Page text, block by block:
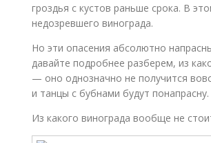
зиму
гроздья с кустов раньше срока. В
недозревшего винограда.
Но эти опасения абсолютно
давайте подробнее разберем, из
— оно однозначно не получится
и танцы с бубнами будут понапрасну.
Из какого винограда вообще не